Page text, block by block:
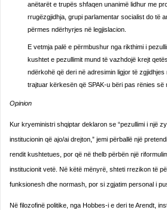
anëtarët e trupës shfaqen unanimë lidhur me
rrugëzgjidhja, grupi parlamentar socialist do të
përmes ndërhyrjes në legjislacion.
E vetmja palë e përmbushur nga rikthimi i
kushtet e pezullimit mund të vazhdojë krejt
ndërkohë që deri në adresimin ligjor të
trajtuar kërkesën që SPAK-u bëri pas rënies së
Opinion
Kur kryeministri shqiptar deklaron se “pezullimi i një
institucionin që ajo/ai drejton,” jemi përballë një
rendit kushtetues, por që në thelb përbën një
institucionit vetë. Në këtë mënyrë, shteti rrezikon të
funksionesh dhe normash, por si zgjatim personal i
Në filozofinë politike, nga Hobbes-i e deri te Arendt,